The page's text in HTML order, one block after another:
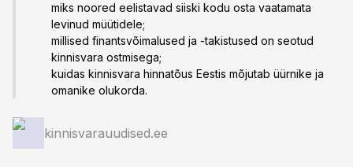
miks noored eelistavad siiski kodu osta vaatamata
levinud müütidele;
millised finantsvõimalused ja -takistused on seotud
kinnisvara ostmisega;
kuidas kinnisvara hinnatõus Eestis mõjutab üürnike ja
omanike olukorda.
kinnisvarauudised.ee